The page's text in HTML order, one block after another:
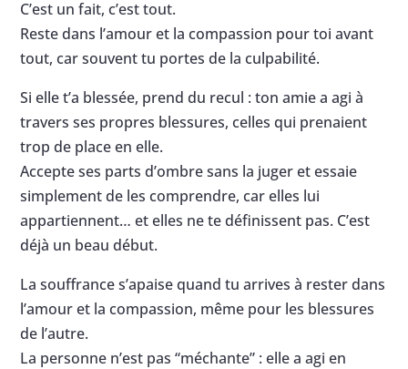
C’est un fait, c’est tout.
Reste dans l’amour et la compassion pour toi avant
tout, car souvent tu portes de la culpabilité.
Si elle t’a blessée, prend du recul : ton amie a agi à
travers ses propres blessures, celles qui prenaient
trop de place en elle.
Accepte ses parts d’ombre sans la juger et essaie
simplement de les comprendre, car elles lui
appartiennent… et elles ne te définissent pas. C’est
déjà un beau début.
La souffrance s’apaise quand tu arrives à rester dans
l’amour et la compassion, même pour les blessures
de l’autre.
La personne n’est pas “méchante” : elle a agi en